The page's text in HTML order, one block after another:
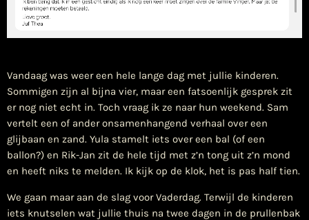
​Vandaag was weer een hele lange dag met jullie kinderen.
Sommigen zijn al bijna vier, maar een fatsoenlijk gesprek zit
er nog niet echt in. Toch vraag ik ze naar hun weekend. Sam
vertelt een of ander onsamenhangend verhaal over een
glijbaan en zand. Yula stamelt iets over een bal (of een
ballon?) en Rik-Jan zit de hele tijd met z’n tong uit z’n mond
en heeft niks te melden. Ik kijk op de klok, het is pas half tien.
We gaan maar aan de slag voor Vaderdag. Terwijl de kinderen
iets knutselen wat jullie thuis na twee dagen in de prullenbak